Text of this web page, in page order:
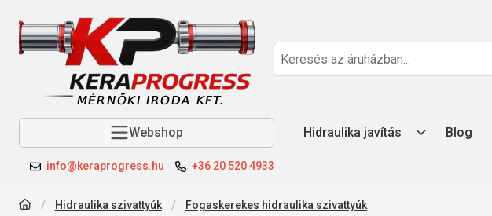
Webshop Hidraulika javítás Blog
info@keraprogress.hu +36 20 520 4933
Hidraulika szivattyúk Fogaskerekes hidraulika szivattyúk